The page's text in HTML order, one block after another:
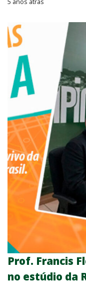
Prof. Francis
no estúdio da